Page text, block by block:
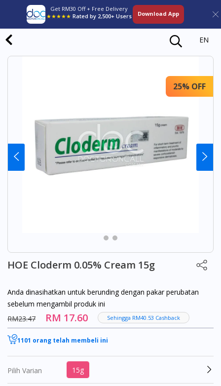
Get RM30 Off + Free Delivery
★★★★★ Rated by 2,500+ Users Download App
EN
25% OFF
HOE Cloderm 0.05% Cream 15g
Anda dinasihatkan untuk berunding dengan pakar perubatan
sebelum mengambil produk ini
RM23.47
RM 17.60 Sehingga RM40.53 Cashback
1101 orang telah membeli ini
Pilih Varian 15g